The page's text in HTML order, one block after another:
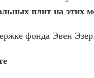
плит на этих
фонда Эвен Эзер.